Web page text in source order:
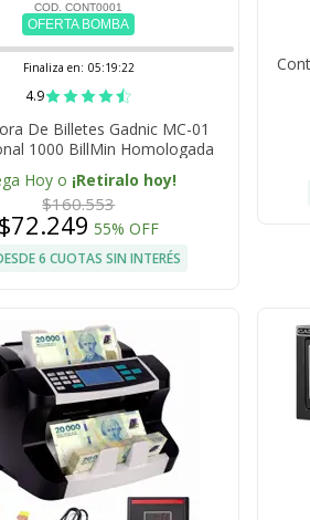
COD. CONT0001
OFERTA BOMBA
Finaliza en: 05:19:22
4.9
De Billetes Gadnic MC-01
1000 BillMin Homologada
Detecta Falsos
Hoy o ¡Retiralo hoy!
$160.553
$72.249 55% OFF
6 CUOTAS SIN INTERÉS